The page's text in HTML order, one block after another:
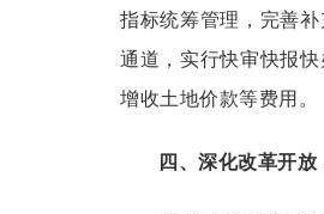
指标统筹管理，完善
通道，实行快审快报
增收土地价款等费用。
四、深化改革开